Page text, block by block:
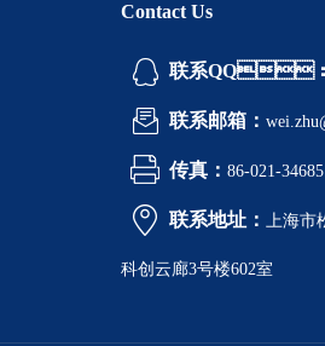
Contact Us
联系QQ
联系邮箱：
传真： 86-021-
联系地址： 上海市
科创云廊3号楼602室